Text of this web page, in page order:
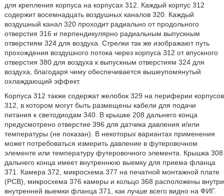
для крепления корпуса на корпусах 312. Каждый корпус 312
содержит восемнадцать воздушных каналов 320. Каждый
воздушный канал 320 проходит радиально от продольного
отверстия 316 и перпендикулярно радиальным выпускным
отверстиям 324 для воздуха. Стрелки так же изображают путь
прохождения воздушного потока через корпуса 312 от впускного
отверстия 380 для воздуха к выпускным отверстиям 324 для
воздуха, благодаря чему обеспечивается вышеупомянутый
охлаждающий эффект.
Корпуса 312 также содержат желобок 329 на периферии корпусов
312, в котором могут быть размещены кабели для подачи
питания к светодиодам 340. В крышке 208 дальнего конца
предусмотрено отверстие 396 для датчика давления и/или
температуры (не показан). В некоторых вариантах применения
может потребоваться измерить давление в футеровочном
элементе или температуру футеровочного элемента. Крышка 308
дальнего конца имеет внутреннюю выемку для приема фланца
371. Камера 372, микросхема 377 на печатной монтажной плате
(РСВ), микросхема 376 камеры и кольцо 368 расположены внутри
внутренней выемки фланца 371, как лучше всего видно на ФИГ.